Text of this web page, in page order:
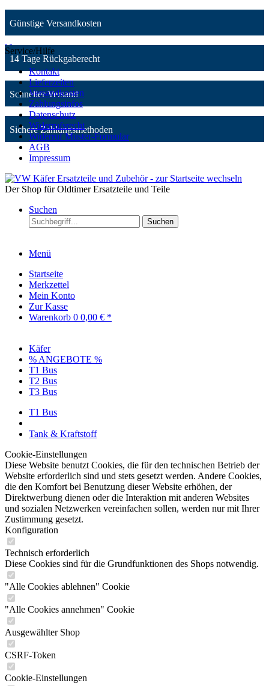
Günstige Versandkosten
14 Tage Rückgaberecht
Schneller Versand
Sichere Zahlungsmethoden
Service/Hilfe
Kontakt
Lieferzeiten
Versandkosten
Zahlungsinfos
Datenschutz
Widerrufsrecht
Widerruf Muster-Formular
AGB
Impressum
Der Shop für Oldtimer Ersatzteile und Teile
Suchen
Suchen
Menü
Startseite
Merkzettel
Mein Konto
Zur Kasse
Warenkorb 0 0,00 € *
Käfer
% ANGEBOTE %
T1 Bus
T2 Bus
T3 Bus
T1 Bus
Tank & Kraftstoff
Cookie-Einstellungen
Diese Website benutzt Cookies, die für den technischen Betrieb der
Website erforderlich sind und stets gesetzt werden. Andere Cookies,
die den Komfort bei Benutzung dieser Website erhöhen, der
Direktwerbung dienen oder die Interaktion mit anderen Websites
und sozialen Netzwerken vereinfachen sollen, werden nur mit Ihrer
Zustimmung gesetzt.
Konfiguration
Technisch erforderlich
Diese Cookies sind für die Grundfunktionen des Shops notwendig.
"Alle Cookies ablehnen" Cookie
"Alle Cookies annehmen" Cookie
Ausgewählter Shop
CSRF-Token
Cookie-Einstellungen